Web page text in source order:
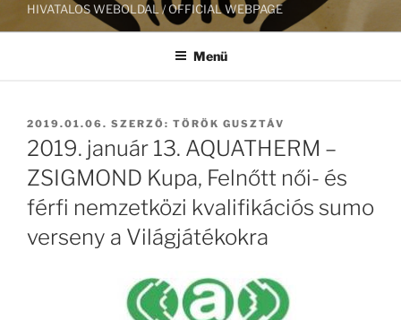
HIVATALOS WEBOLDAL / OFFICIAL WEBPAGE
Menü
BEKÜLDVE:
2019.01.06. SZERZŐ: TÖRÖK GUSZTÁV
2019. január 13. AQUATHERM –
ZSIGMOND Kupa, Felnőtt női- és
férfi nemzetközi kvalifikációs sumo
verseny a Világjátékokra